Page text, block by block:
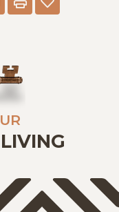
mail
Print